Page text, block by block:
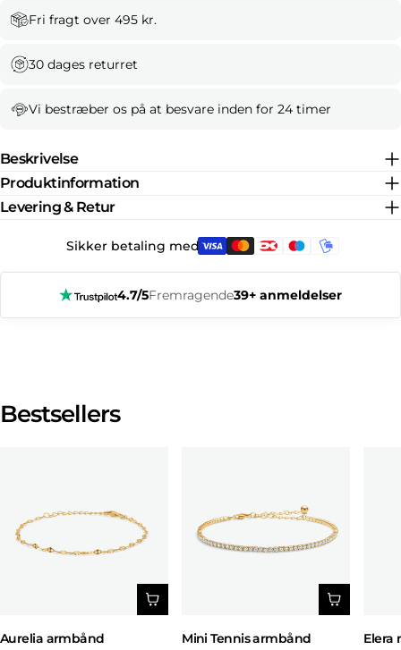
Fri fragt over 495 kr.
30 dages returret
Vi bestræber os på at besvare inden for 24 timer
Beskrivelse
Produktinformation
Levering & Retur
Sikker betaling med:
4.7/5Fremragende39+ anmeldelser
Bestsellers
Aurelia armbånd Mini Tennis armbånd Elera